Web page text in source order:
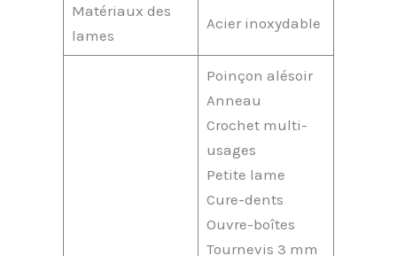
Matériaux des
lames
Acier inoxydable
Poinçon alésoir
Anneau
Crochet multi-
usages
Petite lame
Cure-dents
Ouvre-boîtes
Tournevis 3 mm